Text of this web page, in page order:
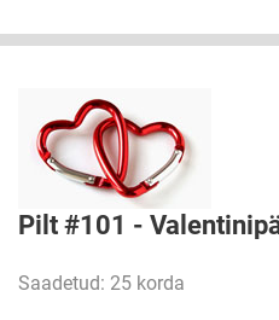
Pilt #101 -
Saadetud: 25 korda